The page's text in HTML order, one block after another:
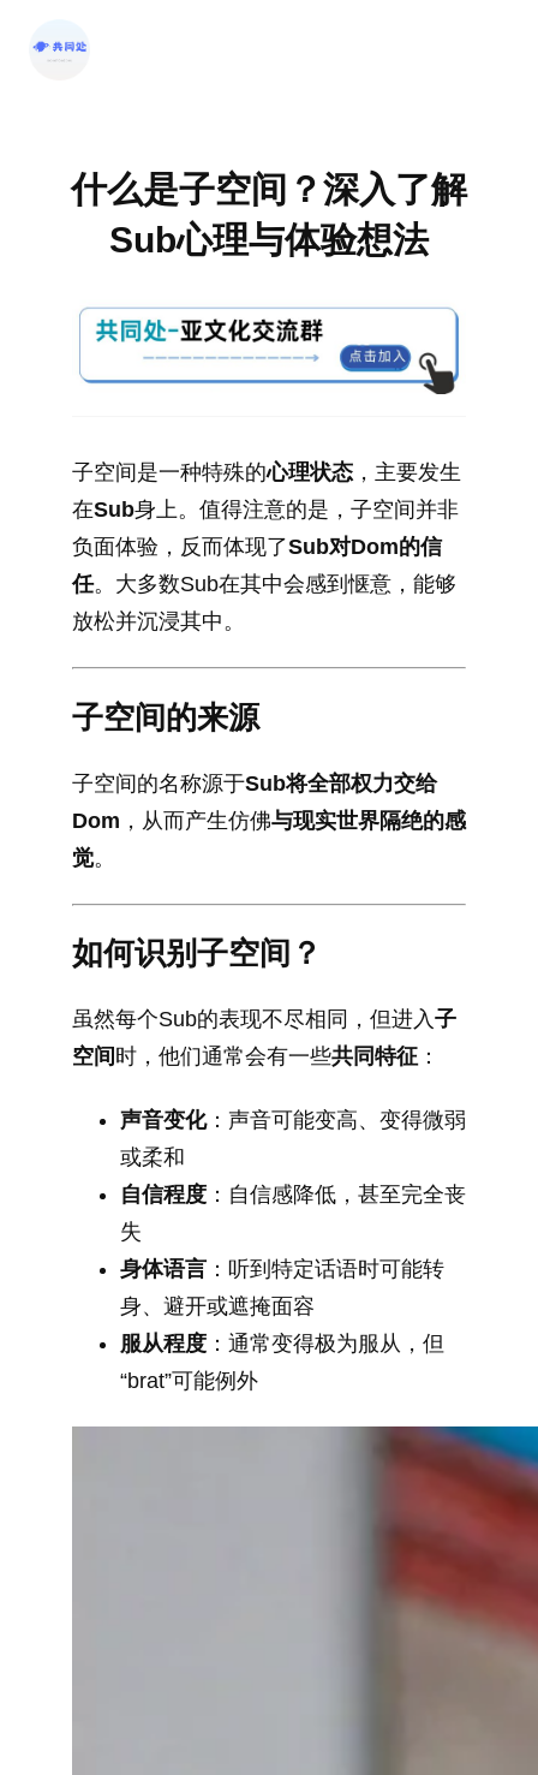
什么是子空间？深入了解
Sub心理与体验想法
子空间是一种特殊的心理状态 ，主要发生
在Sub身上。值得注意的是，子空间并非
负面体验，反而体现了Sub对Dom的信
任。大多数Sub在其中会感到惬意，能够
放松并沉浸其中。
子空间的来源
子空间的名称源于Sub将全部权力交给
Dom ，从而产生仿佛与现实世界隔绝的感
觉。
如何识别子空间？
虽然每个Sub的表现不尽相同，但进入子
空间 时，他们通常会有一些共同特征 ：
声音变化：声音可能变高、变得微弱
或柔和
自信程度 ：自信感降低，甚至完全丧
失
身体语言 ：听到特定话语时可能转
身、避开或遮掩面容
服从程度 ：通常变得极为服从，但
“brat”可能例外